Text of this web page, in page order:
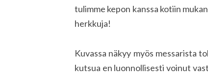
tulimme kepon kanssa kotiin
herkkuja!
Kuvassa näkyy myös messarista
kutsua en luonnollisesti voinut